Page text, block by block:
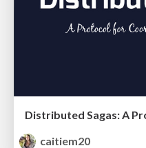
caitiem20